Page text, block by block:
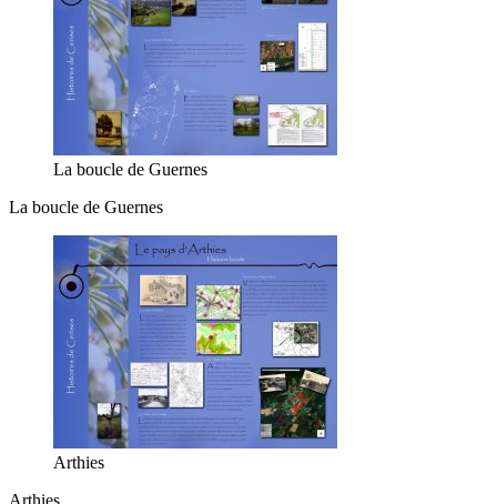
La boucle de Guernes
La boucle de Guernes
Arthies
Arthies